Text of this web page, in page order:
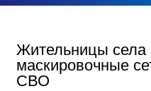
Жительницы села
маскировочные
СВО